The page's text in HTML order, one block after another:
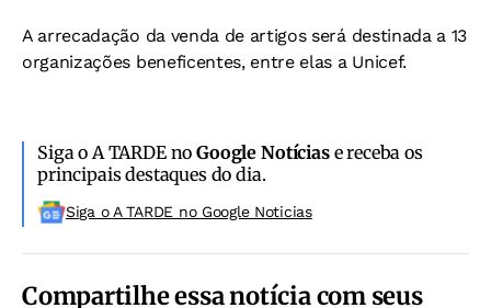
A arrecadação da venda de artigos será destinada a 13
organizações beneficentes, entre elas a Unicef.
Siga o A TARDE noGoogle Notíciase receba os
principais destaques do dia.
Siga o A TARDE no Google Noticias
Compartilhe essa notícia com seus